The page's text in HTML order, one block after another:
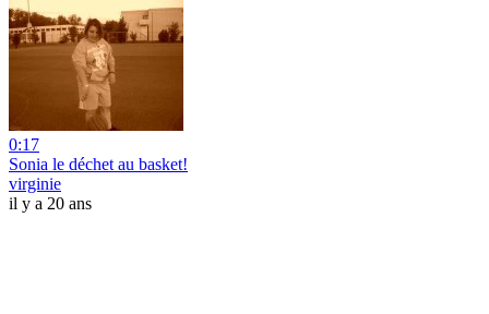
0:17
Sonia le déchet au basket!
virginie
il y a 20 ans